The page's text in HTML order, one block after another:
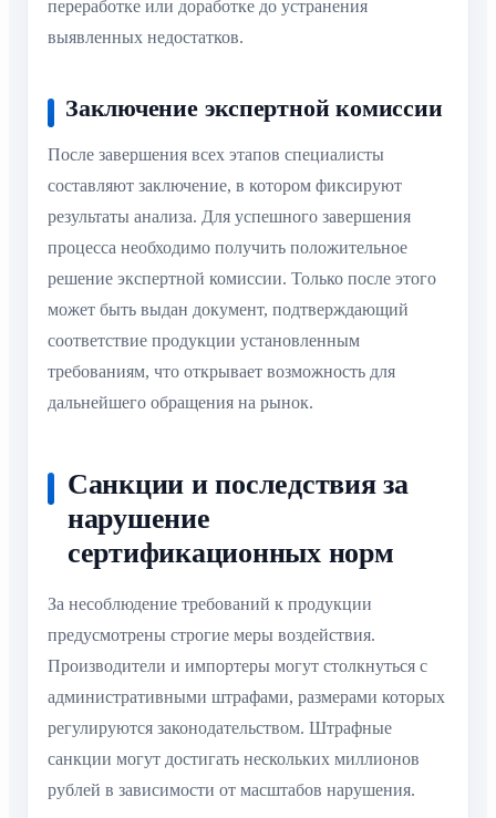
переработке или доработке до устранения
выявленных недостатков.
Заключение экспертной комиссии
После завершения всех этапов специалисты
составляют заключение, в котором фиксируют
результаты анализа. Для успешного завершения
процесса необходимо получить положительное
решение экспертной комиссии. Только после этого
может быть выдан документ, подтверждающий
соответствие продукции установленным
требованиям, что открывает возможность для
дальнейшего обращения на рынок.
Санкции и последствия за
нарушение
сертификационных норм
За несоблюдение требований к продукции
предусмотрены строгие меры воздействия.
Производители и импортеры могут столкнуться с
административными штрафами, размерами которых
регулируются законодательством. Штрафные
санкции могут достигать нескольких миллионов
рублей в зависимости от масштабов нарушения.